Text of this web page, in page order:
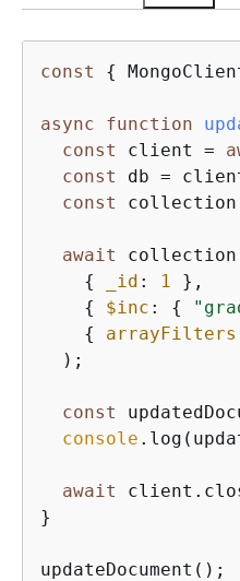
const {
async function
const
client =
const
db =
const
await
{
_id : 1 },
{
$inc : {
{
arrayFilters
  );
const
console
await
}
updateDocument();